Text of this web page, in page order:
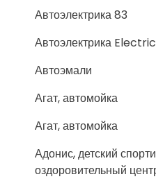
Автоэлектрика 83
Автоэлектрика
Автоэмали
Агат, автомойка
Агат, автомойка
Адонис, детский
оздоровительный